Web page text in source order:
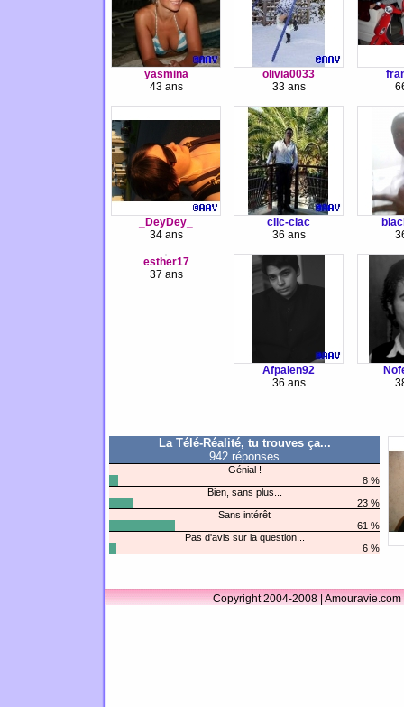
yasmina
43 ans
olivia0033
33 ans
_DeyDey_
34 ans
clic-clac
36 ans
esther17
37 ans
Afpaien92
36 ans
La Télé-Réalité, tu trouves ça...
942 réponses
Génial !
8 %
Bien, sans plus...
23 %
Sans intérêt
61 %
Pas d'avis sur la question...
6 %
Copyright 2004-2008 |